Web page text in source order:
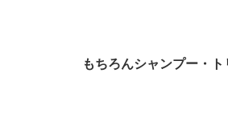
もちろんシャンプー・